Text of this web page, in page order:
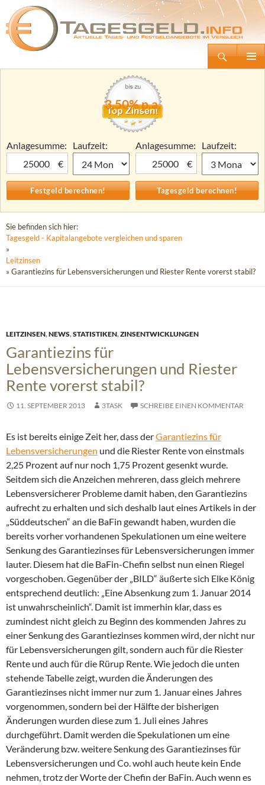
Tagesgeld.info – Tagesgeldkonten vergleichen und Tagesgeld-Zinsen berechnen
Zum
3,50% p.a.
Anlagesumme:
€
Laufzeit:
Anlagesumme:
€
Laufzeit:
Sie befinden sich hier:
Tagesgeld - Kapitalangebote vergleichen und sparen
»
Leitzinsen
» Garantiezins für Lebensversicherungen und Riester Rente vorerst stabil?
LEITZINSEN,NEWS,STATISTIKEN,ZINSENTWICKLUNGEN
Garantiezins für
Lebensversicherungen und Riester
Rente vorerst stabil?
11. SEPTEMBER 2013 3TASK SCHREIBE EINEN KOMMENTAR
Es ist bereits einige Zeit her, dass derGarantiezins für
Lebensversicherungen und die Riester Rente von einstmals
2,25 Prozent auf nur noch 1,75 Prozent gesenkt wurde.
Seitdem sich die Anzeichen mehreren, dass gleich mehrere
Lebensversicherer Probleme damit haben, den Garantiezins
aufrecht zu erhalten und sich deshalb laut eines Artikels in der
„Süddeutschen“ an die BaFin gewandt haben, wurden die
bereits vorher vorhandenen Spekulationen um eine weitere
Senkung des Garantiezinses für Lebensversicherungen immer
lauter. Diesem hat die BaFin-Chefin selbst nun einen Riegel
vorgeschoben. Gegenüber der „BILD“ äußerte sich Elke König
entsprechend deutlich: „Eine Absenkung zum 1. Januar 2014
ist unwahrscheinlich“. Damit ist immerhin klar, dass es
zumindest nicht gleich zu Beginn des kommenden Jahres zu
einer Senkung des Garantiezinses kommen wird, der nicht nur
für Lebensversicherungen gilt, sondern auch für die Riester
Rente und auch für die Rürup Rente. Wie jedoch die unten
stehende Tabelle zeigt, wurden die Änderungen des
Garantiezinses nicht immer nur zum 1. Januar eines Jahres
vorgenommen, sondern bei der Hälfte der bisherigen
Änderungen wurden diese zum 1. Juli eines Jahres
durchgeführt. Damit werden die Spekulationen um eine
Veränderung bzw. weitere Senkung des Garantiezinses für
Lebensversicherungen und Co. wohl auch heute kein Ende
nehmen, trotz der Worte der Chefin der BaFin. Auch wenn es